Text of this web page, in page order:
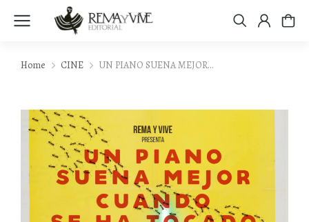
You are here:
Home CINE UN PIANO SUENA MEJOR…